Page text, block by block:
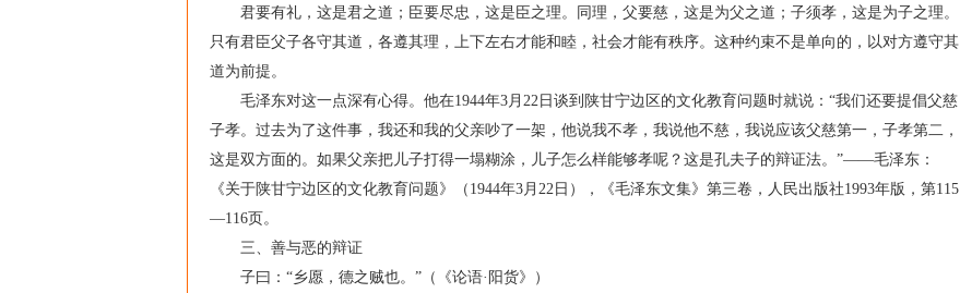
君要有礼，这是君之道；臣要尽忠，这是臣之理。同理，父要慈，这是为父之道；子须孝，这是为子之理。
只有君臣父子各守其道，各遵其理，上下左右才能和睦，社会才能有秩序。这种约束不是单向的，以对方遵守其
道为前提。
毛泽东对这一点深有心得。他在1944年3月22日谈到陕甘宁边区的文化教育问题时就说：“我们还要提倡父慈
子孝。过去为了这件事，我还和我的父亲吵了一架，他说我不孝，我说他不慈，我说应该父慈第一，子孝第二，
这是双方面的。如果父亲把儿子打得一塌糊涂，儿子怎么样能够孝呢？这是孔夫子的辩证法。”——毛泽东：
《关于陕甘宁边区的文化教育问题》（1944年3月22日），《毛泽东文集》第三卷，人民出版社1993年版，第115
—116页。
三、善与恶的辩证
子曰：“乡愿，德之贼也。”（《论语·阳货》）